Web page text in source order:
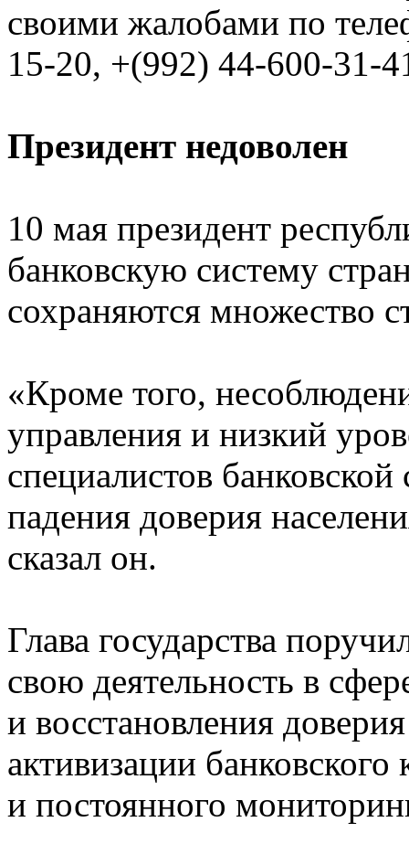
своими жалобами по
15-20, +(992) 44-600-31-
Президент недоволен
10 мая президент
банковскую систему
сохраняются множество
«Кроме того,
управления и низкий
специалистов
падения доверия
сказал он.
Глава государства
свою деятельность в
и восстановления
активизации
и постоянного